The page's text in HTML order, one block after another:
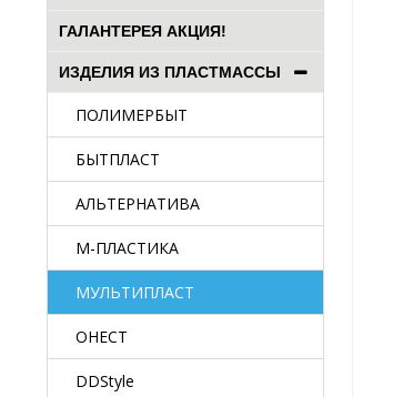
ГАЛАНТЕРЕЯ АКЦИЯ!
ИЗДЕЛИЯ ИЗ ПЛАСТМАССЫ
ПОЛИМЕРБЫТ
БЫТПЛАСТ
АЛЬТЕРНАТИВА
М-ПЛАСТИКА
МУЛЬТИПЛАСТ
ОНЕСТ
DDStyle